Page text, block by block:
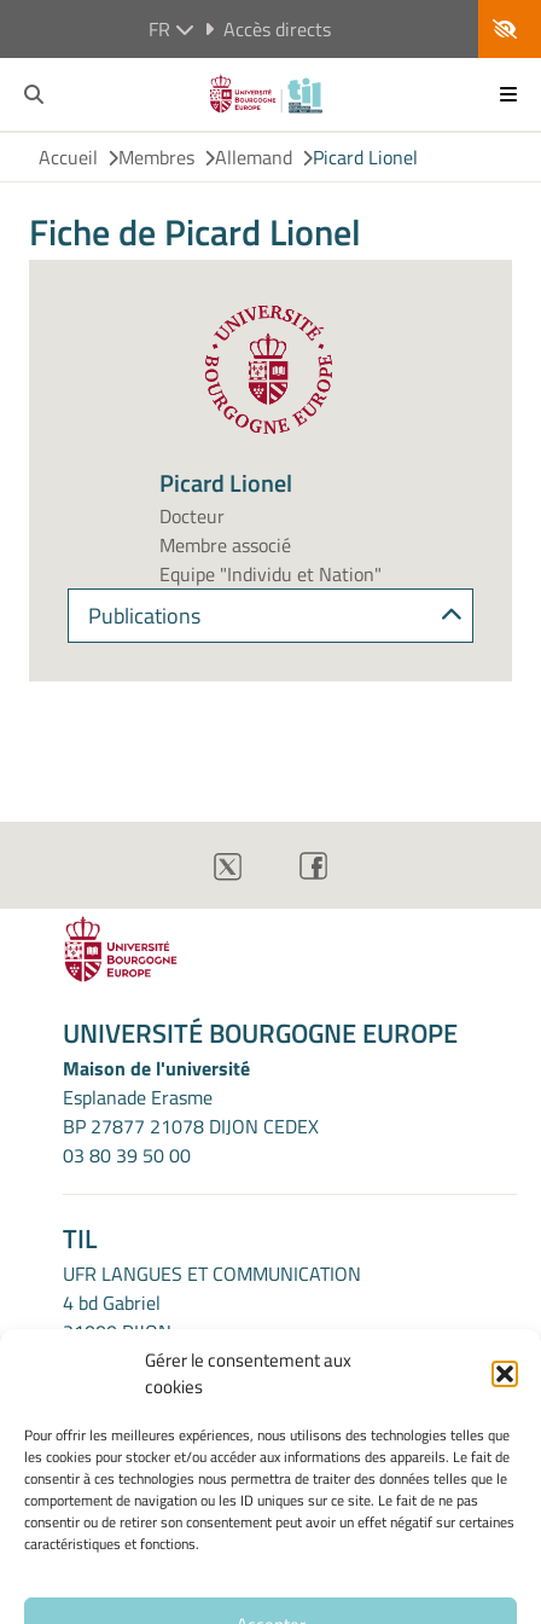
Gérer le consentement aux
cookies
Pour offrir les meilleures expériences, nous utilisons des technologies telles que
les cookies pour stocker et/ou accéder aux informations des appareils. Le fait de
consentir à ces technologies nous permettra de traiter des données telles que le
comportement de navigation ou les ID uniques sur ce site. Le fait de ne pas
consentir ou de retirer son consentement peut avoir un effet négatif sur certaines
caractéristiques et fonctions.
FR Accès directs
Accueil Membres Allemand Picard Lionel
Fiche de Picard Lionel
Picard Lionel
Docteur
Membre associé
Equipe "Individu et Nation"
Publications
UNIVERSITÉ BOURGOGNE EUROPE
Maison de l'université
Esplanade Erasme
BP 27877 21078 DIJON CEDEX
03 80 39 50 00
TIL
UFR LANGUES ET COMMUNICATION
4 bd Gabriel
21000 DIJON
Mentions légales
Gérer mes cookies
Politique de cookies
Déclaration de confidentialité